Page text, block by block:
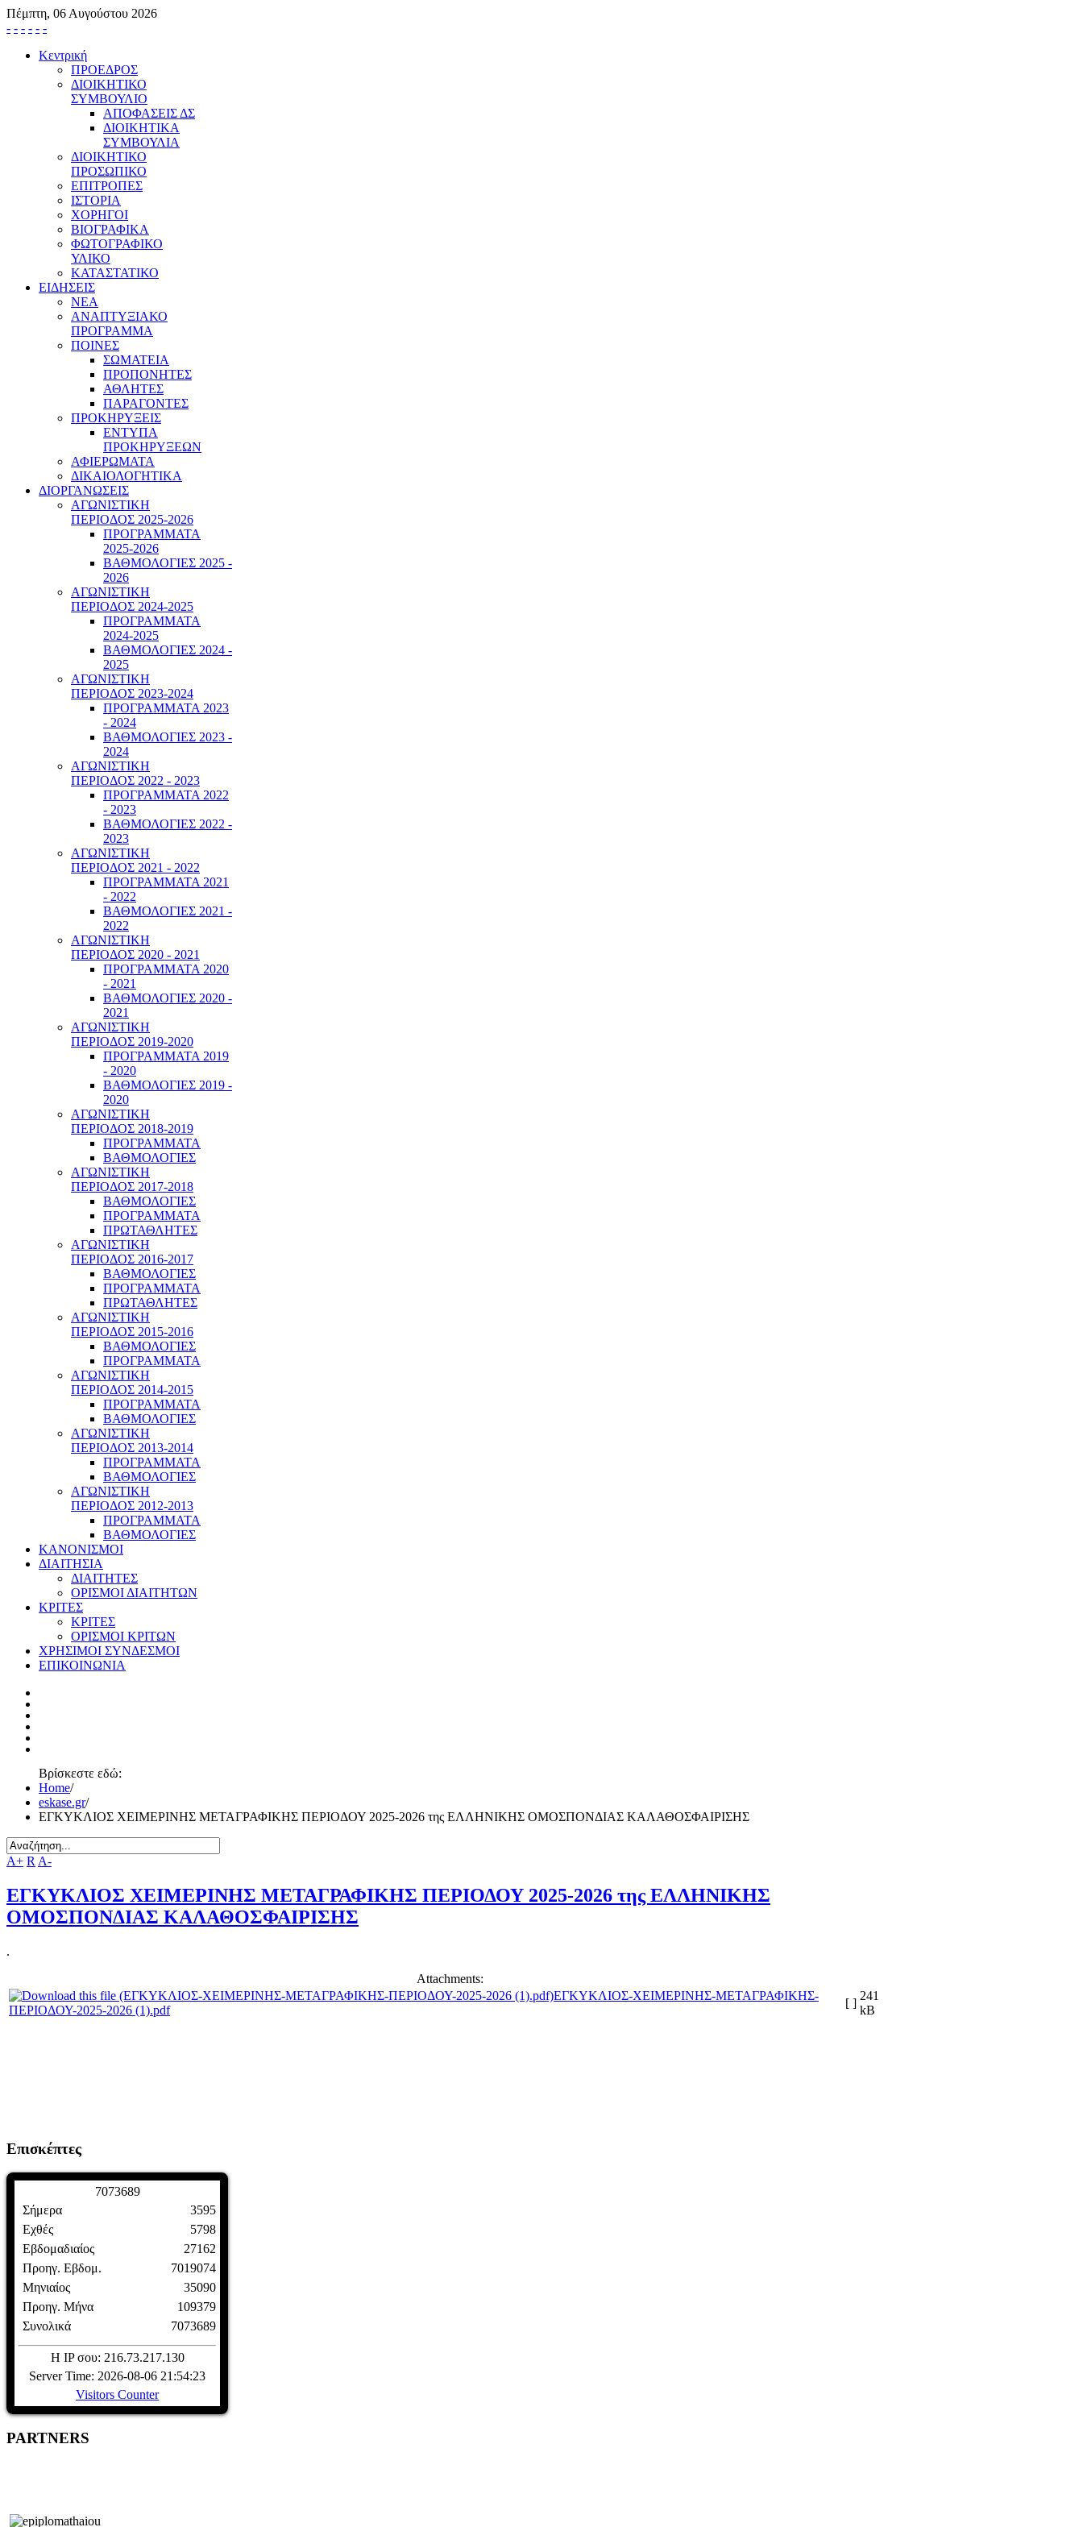
Πέμπτη, 06 Αυγούστου 2026
- - - - - -
Κεντρική
ΠΡΟΕΔΡΟΣ
ΔΙΟΙΚΗΤΙΚΟ
ΣΥΜΒΟΥΛΙΟ
ΑΠΟΦΑΣΕΙΣ ΔΣ
ΔΙΟΙΚΗΤΙΚΑ
ΣΥΜΒΟΥΛΙΑ
ΔΙΟΙΚΗΤΙΚΟ
ΠΡΟΣΩΠΙΚΟ
ΕΠΙΤΡΟΠΕΣ
ΙΣΤΟΡΙΑ
ΧΟΡΗΓΟΙ
ΒΙΟΓΡΑΦΙΚΑ
ΦΩΤΟΓΡΑΦΙΚΟ
ΥΛΙΚΟ
ΚΑΤΑΣΤΑΤΙΚΟ
ΕΙΔΗΣΕΙΣ
ΝΕΑ
ΑΝΑΠΤΥΞΙΑΚΟ
ΠΡΟΓΡΑΜΜΑ
ΠΟΙΝΕΣ
ΣΩΜΑΤΕΙΑ
ΠΡΟΠΟΝΗΤΕΣ
ΑΘΛΗΤΕΣ
ΠΑΡΑΓΟΝΤΕΣ
ΠΡΟΚΗΡΥΞΕΙΣ
ΕΝΤΥΠΑ
ΠΡΟΚΗΡΥΞΕΩΝ
ΑΦΙΕΡΩΜΑΤΑ
ΔΙΚΑΙΟΛΟΓΗΤΙΚΑ
ΔΙΟΡΓΑΝΩΣΕΙΣ
ΑΓΩΝΙΣΤΙΚΗ
ΠΕΡΙΟΔΟΣ 2025-2026
ΠΡΟΓΡΑΜΜΑΤΑ
2025-2026
ΒΑΘΜΟΛΟΓΙΕΣ 2025 -
2026
ΑΓΩΝΙΣΤΙΚΗ
ΠΕΡΙΟΔΟΣ 2024-2025
ΠΡΟΓΡΑΜΜΑΤΑ
2024-2025
ΒΑΘΜΟΛΟΓΙΕΣ 2024 -
2025
ΑΓΩΝΙΣΤΙΚΗ
ΠΕΡΙΟΔΟΣ 2023-2024
ΠΡΟΓΡΑΜΜΑΤΑ 2023
- 2024
ΒΑΘΜΟΛΟΓΙΕΣ 2023 -
2024
ΑΓΩΝΙΣΤΙΚΗ
ΠΕΡΙΟΔΟΣ 2022 - 2023
ΠΡΟΓΡΑΜΜΑΤΑ 2022
- 2023
ΒΑΘΜΟΛΟΓΙΕΣ 2022 -
2023
ΑΓΩΝΙΣΤΙΚΗ
ΠΕΡΙΟΔΟΣ 2021 - 2022
ΠΡΟΓΡΑΜΜΑΤΑ 2021
- 2022
ΒΑΘΜΟΛΟΓΙΕΣ 2021 -
2022
ΑΓΩΝΙΣΤΙΚΗ
ΠΕΡΙΟΔΟΣ 2020 - 2021
ΠΡΟΓΡΑΜΜΑΤΑ 2020
- 2021
ΒΑΘΜΟΛΟΓΙΕΣ 2020 -
2021
ΑΓΩΝΙΣΤΙΚΗ
ΠΕΡΙΟΔΟΣ 2019-2020
ΠΡΟΓΡΑΜΜΑΤΑ 2019
- 2020
ΒΑΘΜΟΛΟΓΙΕΣ 2019 -
2020
ΑΓΩΝΙΣΤΙΚΗ
ΠΕΡΙΟΔΟΣ 2018-2019
ΠΡΟΓΡΑΜΜΑΤΑ
ΒΑΘΜΟΛΟΓΙΕΣ
ΑΓΩΝΙΣΤΙΚΗ
ΠΕΡΙΟΔΟΣ 2017-2018
ΒΑΘΜΟΛΟΓΙΕΣ
ΠΡΟΓΡΑΜΜΑΤΑ
ΠΡΩΤΑΘΛΗΤΕΣ
ΑΓΩΝΙΣΤΙΚΗ
ΠΕΡΙΟΔΟΣ 2016-2017
ΒΑΘΜΟΛΟΓΙΕΣ
ΠΡΟΓΡΑΜΜΑΤΑ
ΠΡΩΤΑΘΛΗΤΕΣ
ΑΓΩΝΙΣΤΙΚΗ
ΠΕΡΙΟΔΟΣ 2015-2016
ΒΑΘΜΟΛΟΓΙΕΣ
ΠΡΟΓΡΑΜΜΑΤΑ
ΑΓΩΝΙΣΤΙΚΗ
ΠΕΡΙΟΔΟΣ 2014-2015
ΠΡΟΓΡΑΜΜΑΤΑ
ΒΑΘΜΟΛΟΓΙΕΣ
ΑΓΩΝΙΣΤΙΚΗ
ΠΕΡΙΟΔΟΣ 2013-2014
ΠΡΟΓΡΑΜΜΑΤΑ
ΒΑΘΜΟΛΟΓΙΕΣ
ΑΓΩΝΙΣΤΙΚΗ
ΠΕΡΙΟΔΟΣ 2012-2013
ΠΡΟΓΡΑΜΜΑΤΑ
ΒΑΘΜΟΛΟΓΙΕΣ
ΚΑΝΟΝΙΣΜΟΙ
ΔΙΑΙΤΗΣΙΑ
ΔΙΑΙΤΗΤΕΣ
ΟΡΙΣΜΟΙ ΔΙΑΙΤΗΤΩΝ
ΚΡΙΤΕΣ
ΚΡΙΤΕΣ
ΟΡΙΣΜΟΙ ΚΡΙΤΩΝ
ΧΡΗΣΙΜΟΙ ΣΥΝΔΕΣΜΟΙ
ΕΠΙΚΟΙΝΩΝΙΑ
Βρίσκεστε εδώ:
Home/
eskase.gr/
ΕΓΚΥΚΛΙΟΣ ΧΕΙΜΕΡΙΝΗΣ ΜΕΤΑΓΡΑΦΙΚΗΣ ΠΕΡΙΟΔΟΥ 2025-2026 της ΕΛΛΗΝΙΚΗΣ ΟΜΟΣΠΟΝΔΙΑΣ ΚΑΛΑΘΟΣΦΑΙΡΙΣΗΣ
A+ R A-
ΕΓΚΥΚΛΙΟΣ ΧΕΙΜΕΡΙΝΗΣ ΜΕΤΑΓΡΑΦΙΚΗΣ ΠΕΡΙΟΔΟΥ 2025-2026 της ΕΛΛΗΝΙΚΗΣ
ΟΜΟΣΠΟΝΔΙΑΣ ΚΑΛΑΘΟΣΦΑΙΡΙΣΗΣ
.
Attachments:
ΕΓΚΥΚΛΙΟΣ-ΧΕΙΜΕΡΙΝΗΣ-ΜΕΤΑΓΡΑΦΙΚΗΣ-
ΠΕΡΙΟΔΟΥ-2025-2026 (1).pdf
[ ]
241
kB
Επισκέπτες
7073689
Σήμερα
Εχθές
Εβδομαδιαίος
Προηγ. Εβδομ.
Μηνιαίος
Προηγ. Μήνα
Συνολικά
3595
5798
27162
7019074
35090
109379
7073689
Η IP σου: 216.73.217.130
Server Time: 2026-08-06 21:54:23
Visitors Counter
PARTNERS